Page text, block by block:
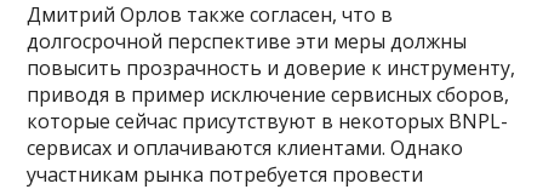
Дмитрий Орлов также согласен, что в
долгосрочной перспективе эти меры должны
повысить прозрачность и доверие к инструменту,
приводя в пример исключение сервисных сборов,
которые сейчас присутствуют в некоторых BNPL-
сервисах и оплачиваются клиентами. Однако
участникам рынка потребуется провести